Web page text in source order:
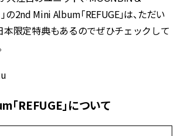
」の2nd Mini Album「REFUGE」は、ただい
本限定特典もあるのでぜひチェックして
「REFUGE」について